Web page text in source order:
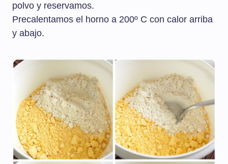
polvo y reservamos.
Precalentamos el horno a 200º C con calor arriba
y abajo.